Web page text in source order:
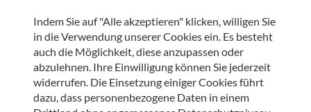
UNSER NEWSLETTER:
ANMELDEN
Indem Sie auf "Alle akzeptieren" klicken, willigen Sie
in die Verwendung unserer Cookies ein. Es besteht
auch die Möglichkeit, diese anzupassen oder
abzulehnen. Ihre Einwilligung können Sie jederzeit
widerrufen. Die Einsetzung einiger Cookies führt
dazu, dass personenbezogene Daten in einem